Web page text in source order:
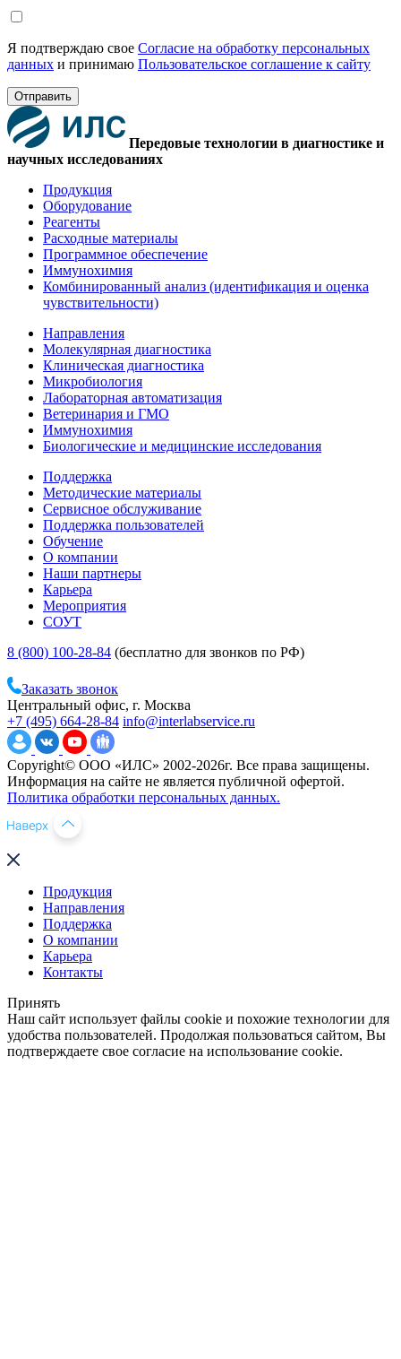
Я подтверждаю свое Согласие на обработку персональных
данных и принимаю Пользовательское соглашение к сайту
Отправить
Передовые технологии в диагностике и
научных исследованиях
Продукция
Оборудование
Реагенты
Расходные материалы
Программное обеспечение
Иммунохимия
Комбинированный анализ (идентификация и оценка
чувствительности)
Направления
Молекулярная диагностика
Клиническая диагностика
Микробиология
Лабораторная автоматизация
Ветеринария и ГМО
Иммунохимия
Биологические и медицинские исследования
Поддержка
Методические материалы
Сервисное обслуживание
Поддержка пользователей
Обучение
О компании
Наши партнеры
Карьера
Мероприятия
СОУТ
8 (800) 100-28-84 (бесплатно для звонков по РФ)
Заказать звонок
Центральный офис, г. Москва
+7 (495) 664-28-84 info@interlabservice.ru
Copyright© ООО «ИЛС» 2002-2026г. Все права защищены.
Информация на сайте не является публичной офертой.
Политика обработки персональных данных.
Продукция
Направления
Поддержка
О компании
Карьера
Контакты
Принять
Наш сайт использует файлы cookie и похожие технологии для
удобства пользователей. Продолжая пользоваться сайтом, Вы
подтверждаете свое согласие на использование cookie.